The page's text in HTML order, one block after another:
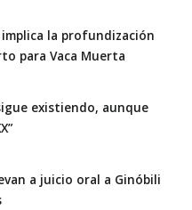
la profundización
para Vaca Muerta
existiendo, aunque
a juicio oral a Ginóbili